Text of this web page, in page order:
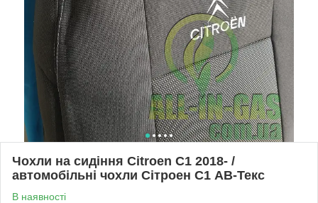
Чохли на сидіння Citroen С1 2018- /
автомобільні чохли Сітроен С1 АВ-Текс
В наявності